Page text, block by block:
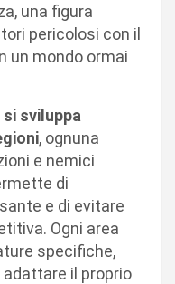
una figura
pericolosi con il
un mondo ormai
sviluppa
, ognuna
e nemici
di
e di evitare
Ogni area
specifiche,
il proprio